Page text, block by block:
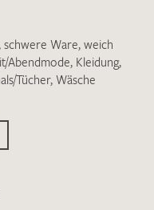
angegebenen Daten
genutzt werden.
ich zur Kenntnis
schwere Ware, weich
Abendmode, Kleidung,
Tücher, Wäsche